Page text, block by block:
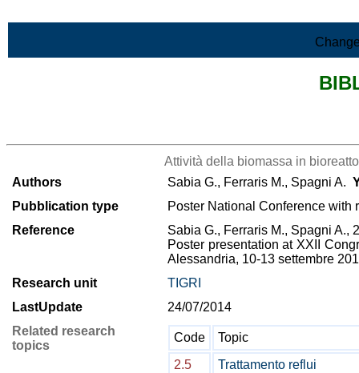
Attività della biomassa in
Authors
Sabia G., Ferraris M., Spagni A.
Pubblication type
Poster National Conference with
Reference
Sabia G., Ferraris M., Spagni A.,
Poster presentation at XXII
Alessandria, 10-13 settembre
Research unit
TIGRI
LastUpdate
24/07/2014
Related research
topics
Code
Topic
2.5
Trattamento reflui